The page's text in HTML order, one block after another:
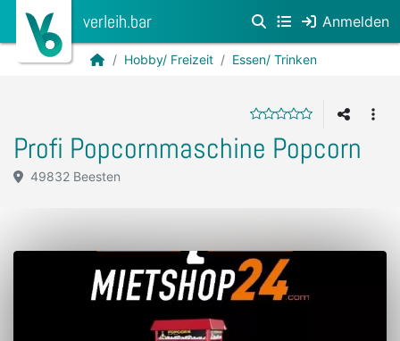
verleih.bar Anmelden
Hobby/ Freizeit Essen/ Trinken
Profi Popcornmaschine Popcorn
49832 Beesten